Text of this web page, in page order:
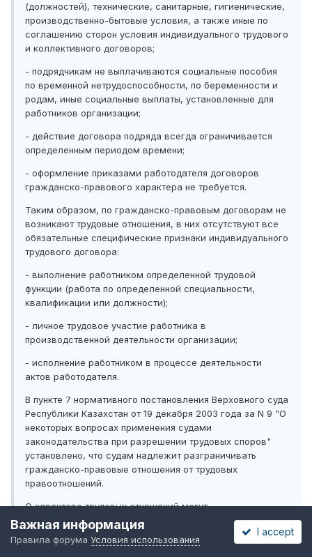
(должностей), технические, санитарные, гигиенические,
производственно-бытовые условия, а также иные по
соглашению сторон условия индивидуального трудового
и коллективного договоров;
- подрядчикам не выплачиваются социальные пособия
по временной нетрудоспособности, по беременности и
родам, иные социальные выплаты, установленные для
работников организации;
- действие договора подряда всегда ограничивается
определенным периодом времени;
- оформление приказами работодателя договоров
гражданско-правового характера не требуется.
Таким образом, по гражданско-правовым договорам не
возникают трудовые отношения, в них отсутствуют все
обязательные специфические признаки индивидуального
трудового договора:
- выполнение работником определенной трудовой
функции (работа по определенной специальности,
квалификации или должности);
- личное трудовое участие работника в
производственной деятельности организации;
- исполнение работником в процессе деятельности
актов работодателя.
В пункте 7 нормативного постановления Верховного суда
Республики Казахстан от 19 декабря 2003 года за N 9 "О
некоторых вопросах применения судами
законодательства при разрешении трудовых споров"
установлено, что судам надлежит разграничивать
гражданско-правовые отношения от трудовых
правоотношений.
О характере трудовых отношений могут
свидетельствовать обстоятельства, когда работник
выполняет определенную работу по конкретной
специальности, квалификации, должности с
Важная информация
Правила форума Условия использования
I accept